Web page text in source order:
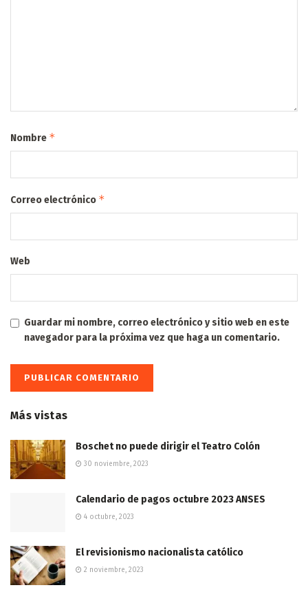
Nombre *
Correo electrónico *
Web
Guardar mi nombre, correo electrónico y sitio web en este
navegador para la próxima vez que haga un comentario.
Más vistas
Boschet no puede dirigir el Teatro Colón
30 noviembre, 2023
Calendario de pagos octubre 2023 ANSES
4 octubre, 2023
El revisionismo nacionalista católico
2 noviembre, 2023